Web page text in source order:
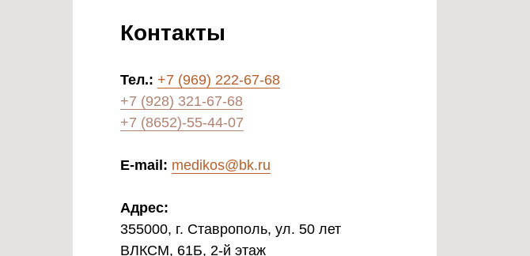
Контакты
Тел.: +7 (969) 222-67-68
+7 (928) 321-67-68
+7 (8652)-55-44-07
E-mail: medikos@bk.ru
Адрес:
355000, г. Ставрополь, ул. 50 лет
ВЛКСМ, 61Б, 2-й этаж